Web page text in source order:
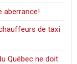
aberrance!
de taxi
Québec ne doit